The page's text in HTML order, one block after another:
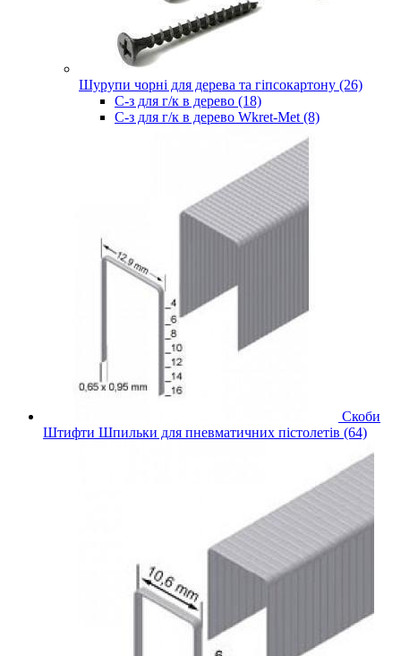
Шурупи чорні для дерева та гіпсокартону (26)
С-з для г/к в дерево (18)
С-з для г/к в дерево Wkret-Met (8)
Скоби
Штифти Шпильки для пневматичних пістолетів (64)